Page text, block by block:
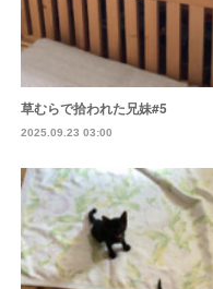
草むらで拾われた兄妹#5
2025.09.23 03:00